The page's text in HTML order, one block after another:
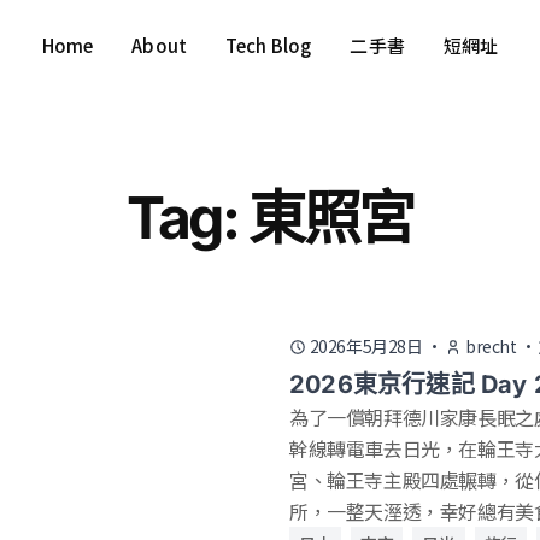
Home About Tech Blog 二手書 短網址
Tag: 東照宮
2026年5月28日 · brecht ·
2026東京行速記 Day
為了一償朝拜德川家康長眠
幹線轉電車去日光，在輪王
宮、輪王寺主殿四處輾轉，
所，一整天溼透，幸好總有